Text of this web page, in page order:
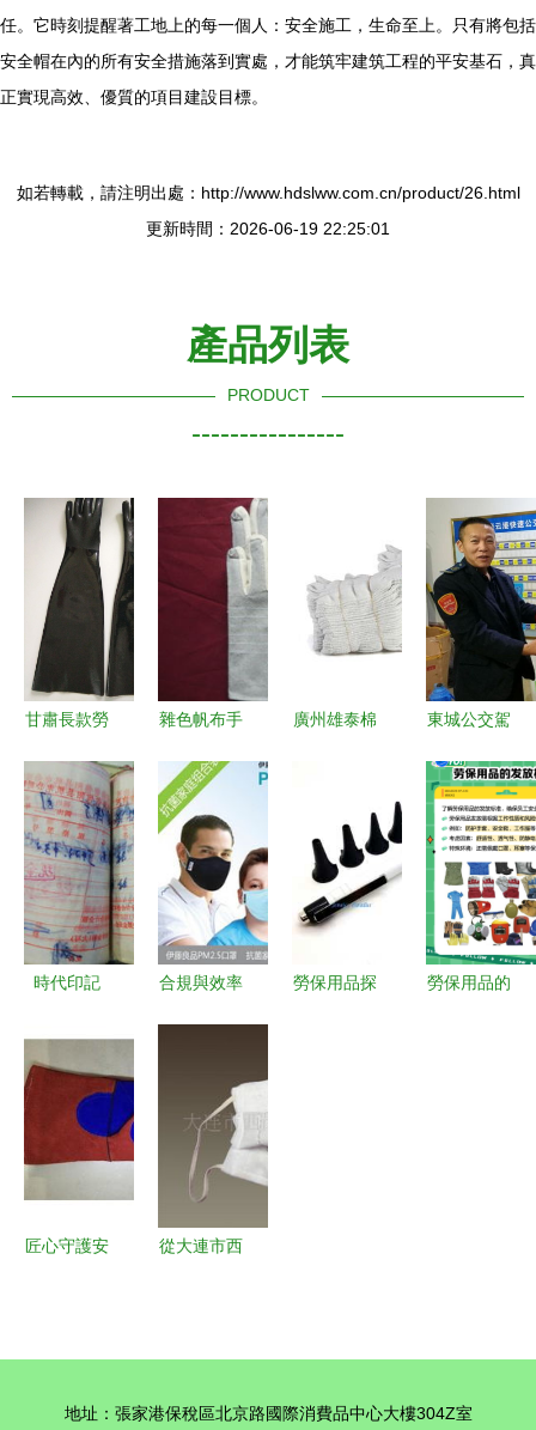
任。它時刻提醒著工地上的每一個人：安全施工，生命至上。只有將包括
安全帽在內的所有安全措施落到實處，才能筑牢建筑工程的平安基石，真
正實現高效、優質的項目建設目標。
如若轉載，請注明出處：http://www.hdslww.com.cn/product/26.html
更新時間：2026-06-19 22:25:01
產品列表
PRODUCT
----------------
甘肅長款勞
護勞動者安
全的可靠選
擇
雜色帆布手
品中的多面
手
廣州雄泰棉
質首選
東城公交駕
季度勞保用
品，安全行
車有保障
時代印記
勞保用品廠
的票據簿
合規與效率
PM2.5冬季
勞保口罩
勞保用品探
勞保用品的
匠心守護安
路
從大連市西
擇
地址：張家港保稅區北京路國際消費品中心大樓304Z室